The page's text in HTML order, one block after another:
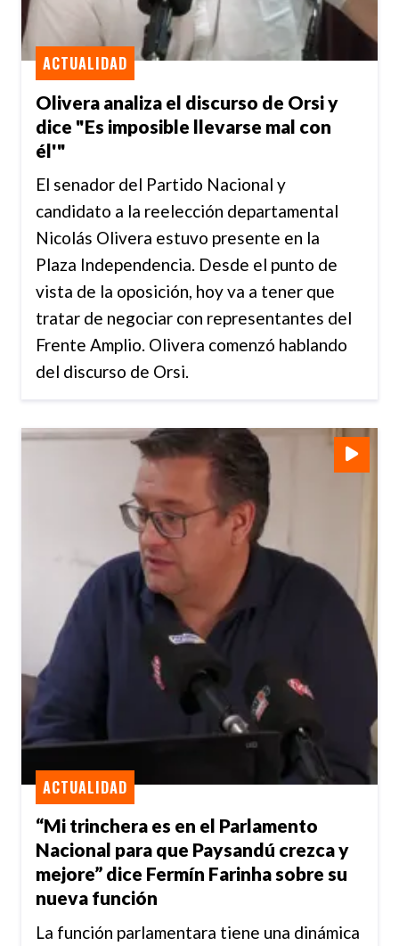
Olivera analiza el discurso de Orsi y
dice "Es imposible llevarse mal con
él'"
ACTUALIDAD
El senador del Partido Nacional y
candidato a la reelección departamental
Nicolás Olivera estuvo presente en la
Plaza Independencia. Desde el punto de
vista de la oposición, hoy va a tener que
tratar de negociar con representantes del
Frente Amplio. Olivera comenzó hablando
del discurso de Orsi.
“Mi trinchera es en el Parlamento
Nacional para que Paysandú crezca y
mejore” dice Fermín Farinha sobre su
nueva función
ACTUALIDAD
La función parlamentara tiene una dinámica